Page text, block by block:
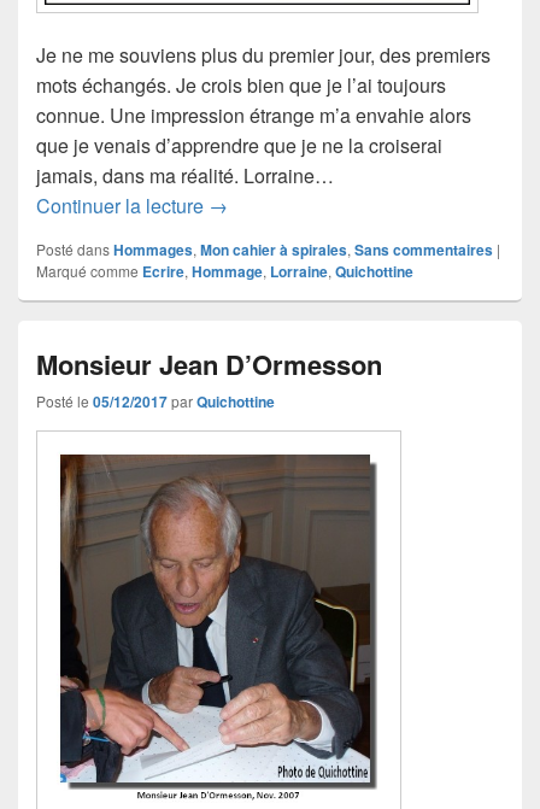
Je ne me souviens plus du premier jour, des premiers
mots échangés. Je crois bien que je l’ai toujours
connue. Une impression étrange m’a envahie alors
que je venais d’apprendre que je ne la croiserai
jamais, dans ma réalité. Lorraine…
Continuer la lecture Il était une fois… Lorraine
→
Posté dansHommages, Mon cahier à spirales, Sans commentaires |
Marqué comme Ecrire, Hommage, Lorraine, Quichottine
Monsieur Jean D’Ormesson
Posté le 05/12/2017parQuichottine